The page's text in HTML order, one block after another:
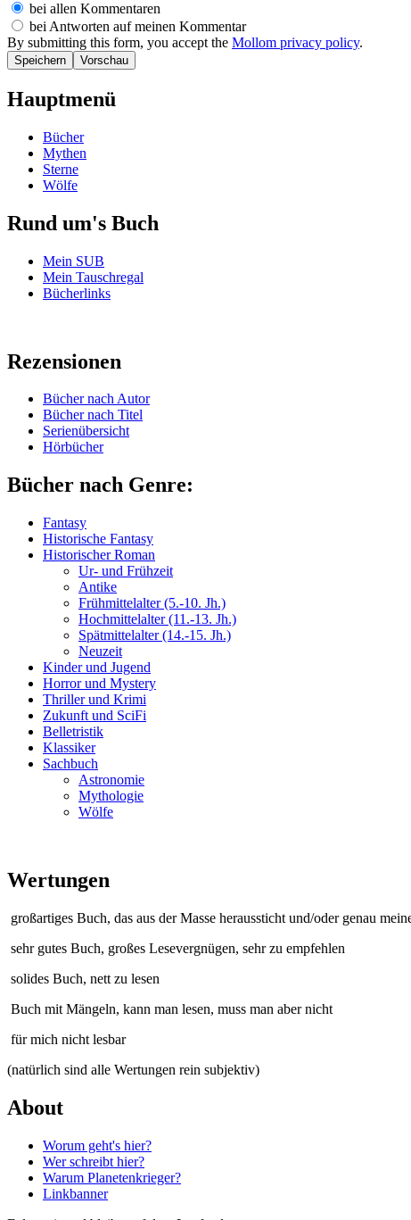
bei allen Kommentaren
bei Antworten auf meinen Kommentar
By submitting this form, you accept the Mollom privacy policy.
Hauptmenü
Bücher
Mythen
Sterne
Wölfe
Rund um's Buch
Mein SUB
Mein Tauschregal
Bücherlinks
Rezensionen
Bücher nach Autor
Bücher nach Titel
Serienübersicht
Hörbücher
Bücher nach Genre:
Fantasy
Historische Fantasy
Historischer Roman
Ur- und Frühzeit
Antike
Frühmittelalter (5.-10. Jh.)
Hochmittelalter (11.-13. Jh.)
Spätmittelalter (14.-15. Jh.)
Neuzeit
Kinder und Jugend
Horror und Mystery
Thriller und Krimi
Zukunft und SciFi
Belletristik
Klassiker
Sachbuch
Astronomie
Mythologie
Wölfe
Wertungen
großartiges Buch, das aus der Masse heraussticht und/oder genau
sehr gutes Buch, großes Lesevergnügen, sehr zu empfehlen
solides Buch, nett zu lesen
Buch mit Mängeln, kann man lesen, muss man aber nicht
für mich nicht lesbar
(natürlich sind alle Wertungen rein subjektiv)
About
Worum geht's hier?
Wer schreibt hier?
Warum Planetenkrieger?
Linkbanner